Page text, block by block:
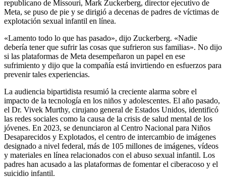
republicano de Missouri, Mark Zuckerberg, director ejecutivo de
Meta, se puso de pie y se dirigió a decenas de padres de víctimas de
explotación sexual infantil en línea.
«Lamento todo lo que has pasado», dijo Zuckerberg. «Nadie
debería tener que sufrir las cosas que sufrieron sus familias». No dijo
si las plataformas de Meta desempeñaron un papel en ese
sufrimiento y dijo que la compañía está invirtiendo en esfuerzos para
prevenir tales experiencias.
La audiencia bipartidista resumió la creciente alarma sobre el
impacto de la tecnología en los niños y adolescentes. El año pasado,
el Dr. Vivek Murthy, cirujano general de Estados Unidos, identificó
las redes sociales como la causa de la crisis de salud mental de los
jóvenes. En 2023, se denunciaron al Centro Nacional para Niños
Desaparecidos y Explotados, el centro de intercambio de imágenes
designado a nivel federal, más de 105 millones de imágenes, vídeos
y materiales en línea relacionados con el abuso sexual infantil. Los
padres han acusado a las plataformas de fomentar el ciberacoso y el
suicidio infantil.